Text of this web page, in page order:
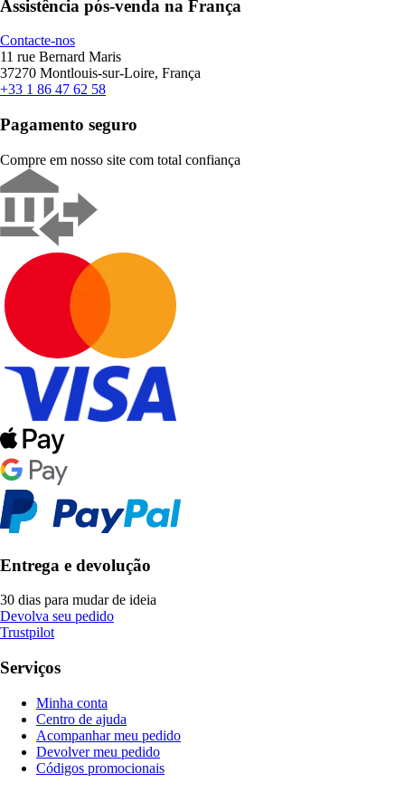
Assistência pós-venda na França
Contacte-nos
11 rue Bernard Maris
37270 Montlouis-sur-Loire, França
+33 1 86 47 62 58
Pagamento seguro
Compre em nosso site com total confiança
Entrega e devolução
30 dias para mudar de ideia
Devolva seu pedido
Trustpilot
Serviços
Minha conta
Centro de ajuda
Acompanhar meu pedido
Devolver meu pedido
Códigos promocionais